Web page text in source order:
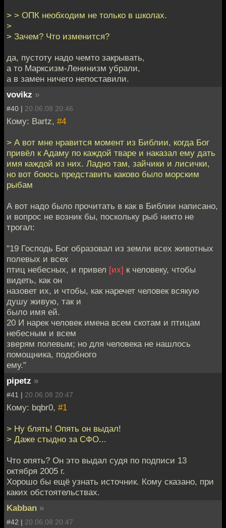
> > ОПК необходим не только в школах.
>
> Зачем? Что изменится?
да, пустоту надо чемто закрывать,
а то Марксизм-Ленинизм убрали,
а в замен ничего непоставили.
vovikz »
#40 | 20.06.08 20:46
Кому: Bartz, #4
> А вот мне нравится момент из Библии, когда Бог
привёл к Адаму по каждой тваре и наказал ему дать
имя каждой из них. Ладно там, зайчики и лисички,
но вот боюсь представить каково было морским
рыбам
А вот надо было прочитать в как в Библии написано,
и вопрос не возник бы, поскольку рыб никто не
трогал:
"19 Господь Бог образовал из земли всех животных
полевых и всех
птиц небесных, и привел [их] к человеку, чтобы
видеть, как он
назовет их, и чтобы, как наречет человек всякую
душу живую, так и
было имя ей.
20 И нарек человек имена всем скотам и птицам
небесным и всем
зверям полевым; но для человека не нашлось
помощника, подобного
ему."
pipetz »
#41 | 20.06.08 20:47
Кому: bqbr0, #1
> Ну блять! Опять он выдал!
> Даже стыдно за СФО...
Что опять? Он это выдал судя по подписи 13
октября 2005 г.
Хорошо бы ещё узнать источник. Кому сказано, при
каких обстоятельствах.
Kabban »
#42 | 20.06.08 20:47